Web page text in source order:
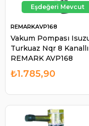
Vakum Pompası
Turkuaz Nqr 8
REMARK AVP168
REMARKAVP168
₺1.785,90